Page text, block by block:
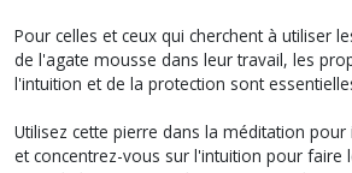
Pour celles et ceux qui cherchent à utiliser
de l'agate mousse dans leur travail, les
l'intuition et de la protection sont
Utilisez cette pierre dans la méditation
et concentrez-vous sur l'intuition pour faire